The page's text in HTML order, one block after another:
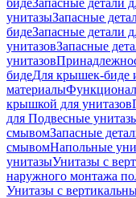
бидеЗапасные детали
унитазыЗапасные
бидеЗапасные детали
унитазовЗапасные
унитазов
бидеДля крышек-биде
материалы
крышкой для унитазов
для Подвесные
смывомЗапасные
смывомНапольные
унитазыУнитазы с
наружного монтажа
Унитазы с